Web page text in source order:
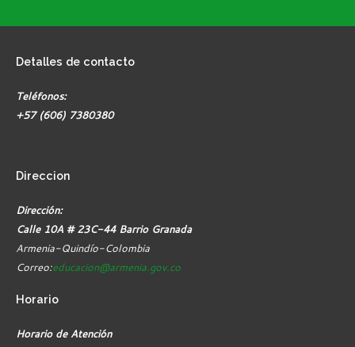
Detalles de contacto
Teléfonos:
+57 (606) 7380380
Direccion
Dirección:
Calle 10A # 23C-44 Barrio Granada
Armenia-Quindío-Colombia
Correo:educacion@armenia.gov.co
Horario
Horario de Atención